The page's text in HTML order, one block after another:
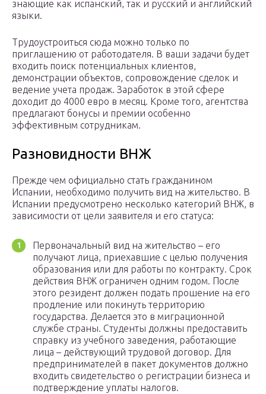
знающие как испанский, так и русский и английский
языки.
Трудоустроиться сюда можно только по
приглашению от работодателя. В ваши задачи будет
входить поиск потенциальных клиентов,
демонстрации объектов, сопровождение сделок и
ведение учета продаж. Заработок в этой сфере
доходит до 4000 евро в месяц. Кроме того, агентства
предлагают бонусы и премии особенно
эффективным сотрудникам.
Разновидности ВНЖ
Прежде чем официально стать гражданином
Испании, необходимо получить вид на жительство. В
Испании предусмотрено несколько категорий ВНЖ, в
зависимости от цели заявителя и его статуса:
Первоначальный вид на жительство – его
получают лица, приехавшие с целью получения
образования или для работы по контракту. Срок
действия ВНЖ ограничен одним годом. После
этого резидент должен подать прошение на его
продление или покинуть территорию
государства. Делается это в миграционной
службе страны. Студенты должны предоставить
справку из учебного заведения, работающие
лица – действующий трудовой договор. Для
предпринимателей в пакет документов должно
входить свидетельство о регистрации бизнеса и
подтверждение уплаты налогов.